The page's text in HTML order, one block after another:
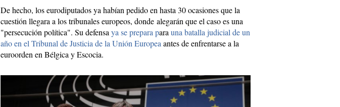
De hecho, los eurodiputados ya habían pedido en hasta 30 ocasiones que la
cuestión llegara a los tribunales europeos, donde alegarán que el caso es una
"persecución política". Su defensa ya se prepara para una batalla judicial de un
año en el Tribunal de Justicia de la Unión Europea antes de enfrentarse a la
euroorden en Bélgica y Escocia.